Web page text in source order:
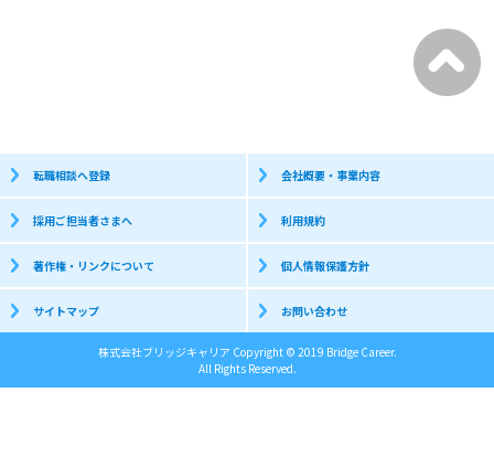
転職相談へ登録 会社概要・事業内容
採用ご担当者さまへ 利用規約
著作権・リンクについて 個人情報保護方針
サイトマップ お問い合わせ
株式会社ブリッジキャリア Copyright © 2019 Bridge Career.
All Rights Reserved.